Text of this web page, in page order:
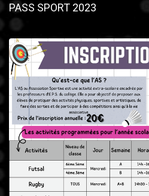
PASS SPORT 2023